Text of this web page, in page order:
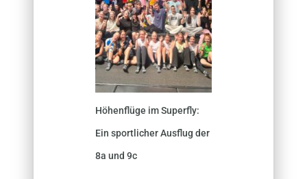
Höhenflüge im Superfly:
Ein sportlicher Ausflug der
8a und 9c